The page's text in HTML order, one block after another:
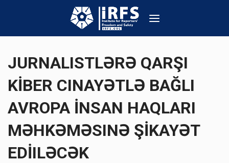
JURNALISTLƏRƏ QARŞI
KİBER CINAYƏTLƏ BAĞLI
AVROPA İNSAN HAQLARI
MƏHKƏMƏSINƏ ŞİKAYƏT
EDİILƏCƏK